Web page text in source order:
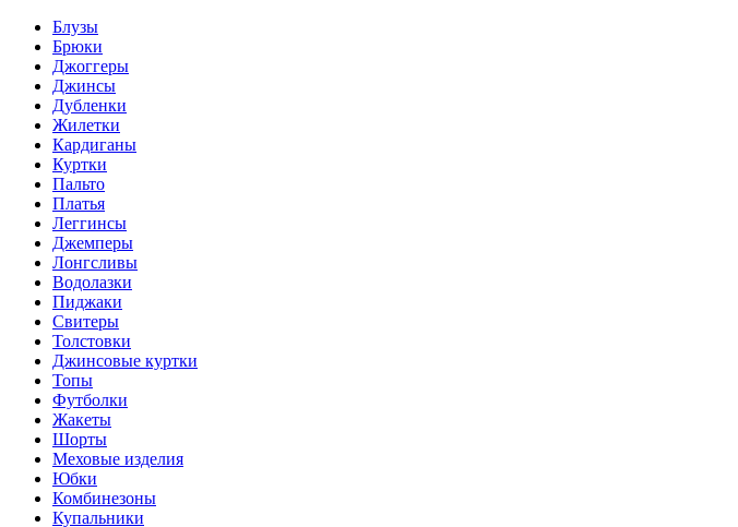
Блузы
Брюки
Джоггеры
Джинсы
Дубленки
Жилетки
Кардиганы
Куртки
Пальто
Платья
Леггинсы
Джемперы
Лонгсливы
Водолазки
Пиджаки
Свитеры
Толстовки
Джинсовые куртки
Топы
Футболки
Жакеты
Шорты
Меховые изделия
Юбки
Комбинезоны
Купальники